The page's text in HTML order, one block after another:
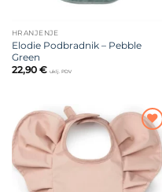
HRANJENJE
Elodie Podbradnik – Pebble
Green
22,90 € uklj. PDV
Dodajte
na listu